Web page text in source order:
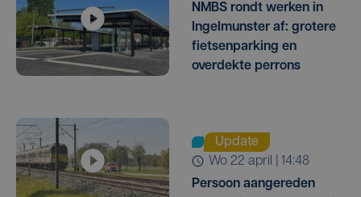
NMBS rondt werken in
Ingelmunster af: grotere
fietsenparking en
overdekte perrons
Update
wo 22 april | 14:48
Persoon aangereden